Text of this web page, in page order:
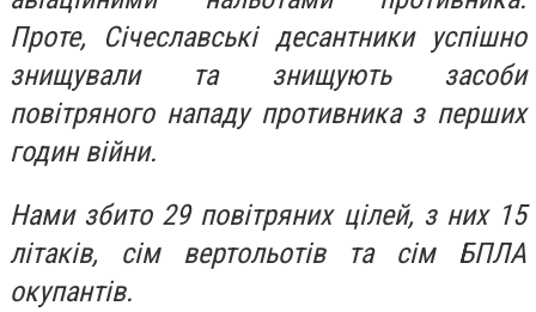
Проте, Січеславські десантники успішно
знищували та знищують засоби
повітряного нападу противника з перших
годин війни.
Нами збито 29 повітряних цілей, з них 15
літаків, сім вертольотів та сім БПЛА
окупантів.